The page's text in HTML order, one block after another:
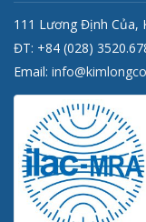
111 Lương Định Của,
ĐT: +84 (028)
Email: